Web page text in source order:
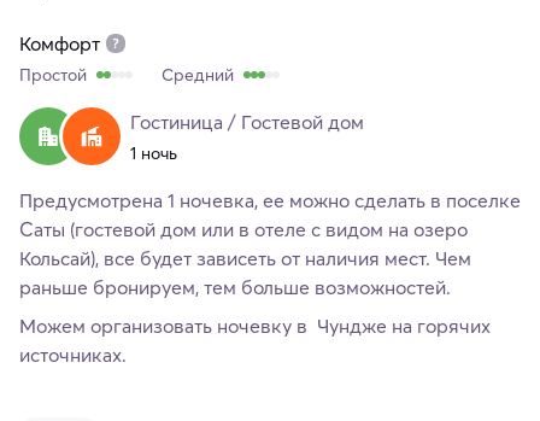
Комфорт
Простой Средний
Гостиница / Гостевой дом
1 ночь
Предусмотрена 1 ночевка, ее можно сделать в поселке
Саты (гостевой дом или в отеле с видом на озеро
Кольсай), все будет зависеть от наличия мест. Чем
раньше бронируем, тем больше возможностей.
Можем организовать ночевку в Чундже на горячих
источниках.